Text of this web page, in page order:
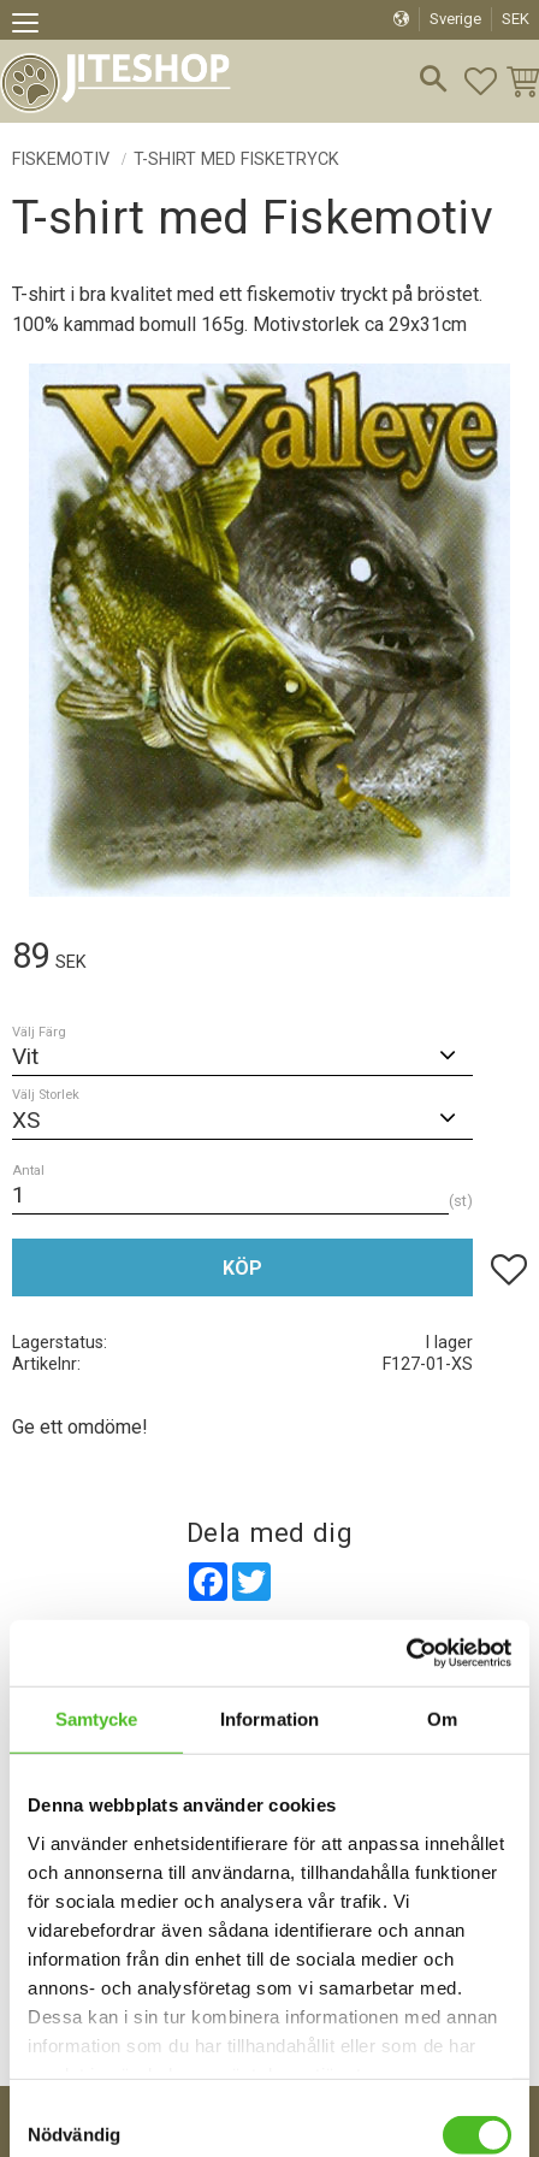
Samtycke Information Om
Denna webbplats använder cookies
Vi använder enhetsidentifierare för att anpassa innehållet
och annonserna till användarna, tillhandahålla funktioner
för sociala medier och analysera vår trafik. Vi
vidarebefordrar även sådana identifierare och annan
information från din enhet till de sociala medier och
annons- och analysföretag som vi samarbetar med.
Dessa kan i sin tur kombinera informationen med annan
information som du har tillhandahållit eller som de har
Nödvändig
Meny
Sverige SEK
FISKEMOTIV T-SHIRT MED FISKETRYCK
T-shirt med Fiskemotiv
T-shirt i bra kvalitet med ett fiskemotiv tryckt på bröstet.
100% kammad bomull 165g. Motivstorlek ca 29x31cm
89 SEK
Välj Färg
Välj Storlek
Antal
st
KÖP Lägg
Lagerstatus
I lager
Artikelnr
F127-01-XS
Ge ett omdöme!
Dela med dig
Facebook
Bli den första att lämna ett omdöme.